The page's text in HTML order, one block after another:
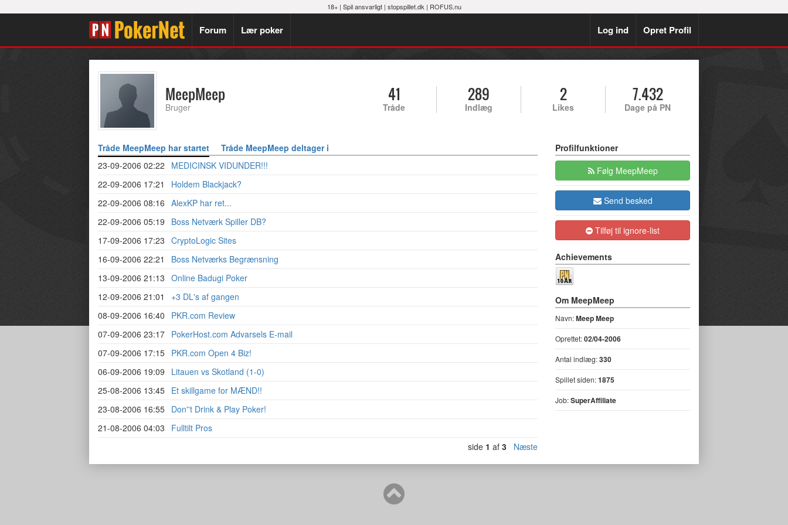
18+ | Spil ansvarligt| stopspillet.dk | ROFUS.nu
Forum Lær poker Log ind Opret Profil
MeepMeep
Bruger
41
Tråde
289
Indlæg
2
Likes
7.432
Dage på PN
Tråde MeepMeep har startet
Tråde MeepMeep deltager i
23-09-2006 02:22
MEDICINSK VIDUNDER!!!
22-09-2006 17:21
Holdem Blackjack?
22-09-2006 08:16 AlexKP har ret...
22-09-2006 05:19
Boss Netværk Spiller DB?
17-09-2006 17:23 CryptoLogic Sites
16-09-2006 22:21
Boss Netværks Begrænsning
13-09-2006 21:13 Online Badugi Poker
12-09-2006 21:01
+3 DL's af gangen
08-09-2006 16:40
PKR.com Review
07-09-2006 23:17 PokerHost.com Advarsels E-mail
07-09-2006 17:15 PKR.com Open 4 Biz!
06-09-2006 19:09
Litauen vs Skotland (1-0)
25-08-2006 13:45 Et skillgame for MÆND!!
23-08-2006 16:55 Don''t Drink & Play Poker!
21-08-2006 04:03
Fulltilt Pros
side 1 af 3 Næste
Profilfunktioner
Følg MeepMeep
Send besked
Tilføj til ignore-list
Achievements
Om MeepMeep
Navn:Meep Meep
Oprettet:02/04-2006
Antal indlæg:330
Spillet siden:1875
Job:SuperAffiliate